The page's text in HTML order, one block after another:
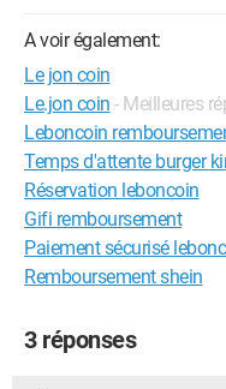
A voir également:
Le jon coin
Le.jon coin - Meilleures
Leboncoin
Temps d'attente burger
Réservation leboncoin
Gifi remboursement
Paiement sécurisé
Remboursement shein
3 réponses